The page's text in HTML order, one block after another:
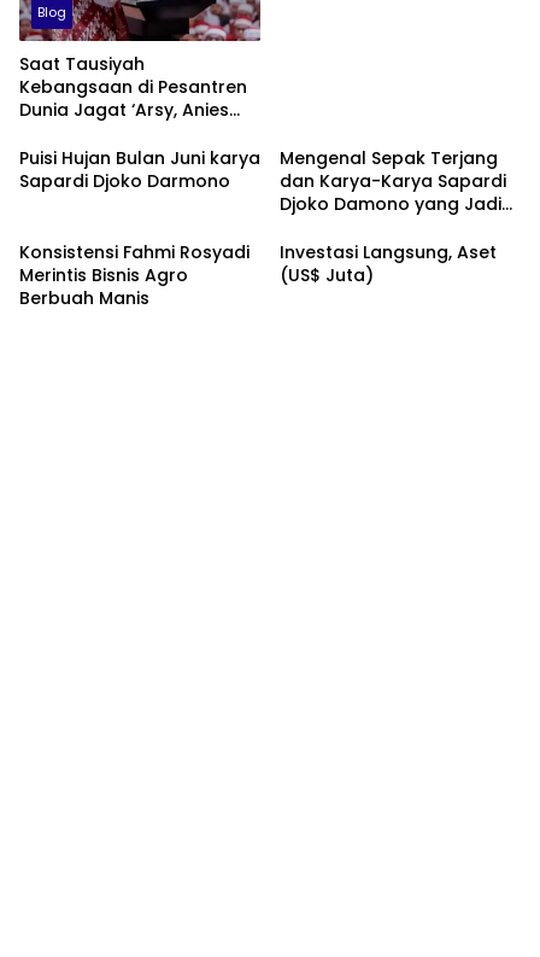
Blog
Saat Tausiyah
Kebangsaan di Pesantren
Dunia Jagat ‘Arsy, Anies
Dukungan dari Abah Aos
Puisi Hujan Bulan Juni karya
Sapardi Djoko Darmono
Mengenal Sepak Terjang
dan Karya-Karya Sapardi
Djoko Damono yang Jadi
Konsistensi Fahmi Rosyadi
Merintis Bisnis Agro
Berbuah Manis
Investasi Langsung, Aset
(US$ Juta)